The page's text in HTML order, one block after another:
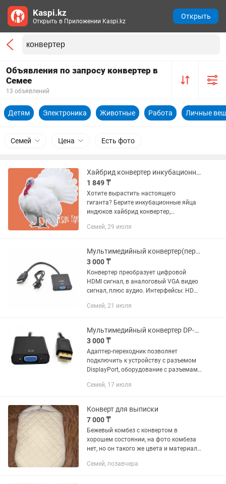
Объявления по запросу конвертер в
Семее
13 объявлений
Детям Электроника Животные Работа Личные
Семей Цена Есть фото
Хайбрид конвертер инкубационные яйца индюков, сильная генетика
1 849 ₸
Хотите вырастить настоящего
гиганта? Берите инкубационные яйца
индюков хайбрид конвертер,
отличный результат при правильной
Семей, 29 июля
Мультимедийный конвертер(переходник) HDMI-VGA аудио(Новый)
3 000 ₸
Конвертер преобразует цифровой
HDMI сигнал, в аналоговый VGA видео
сигнал, плюс аудио. Интерфейсы: HDMI,
(разъем), HDMI тип А (штекер), VGA (D-
Семей, 21 июля
Мультимедийный конвертер DP-VGA
3 000 ₸
Адаптер-переходник позволяет
подключить к устройству с разъемом
DisplayPort, оборудование с разъемами
Коннекторы: VGA (D-Sub) (разъем),
Семей, 17 июля
Конверт для выписки
7 000 ₸
Бежевый комбез с конвертом в
хорошем состоянии, на фото комбеза
нет, но он такого же цвета и материала
Семей, позавчера
Kaspi.kz
Открыть в Приложении Kaspi.kz
Открыть